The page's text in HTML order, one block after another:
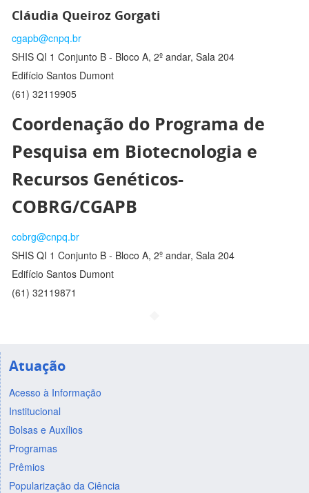
Cláudia Queiroz Gorgati
cgapb@cnpq.br
SHIS QI 1 Conjunto B - Bloco A, 2º andar, Sala 204
Edifício Santos Dumont
(61) 32119905
Coordenação do Programa de
Pesquisa em Biotecnologia e
Recursos Genéticos-
COBRG/CGAPB
cobrg@cnpq.br
SHIS QI 1 Conjunto B - Bloco A, 2º andar, Sala 204
Edifício Santos Dumont
(61) 32119871
Atuação
Acesso à Informação
Institucional
Bolsas e Auxílios
Programas
Prêmios
Popularização da Ciência